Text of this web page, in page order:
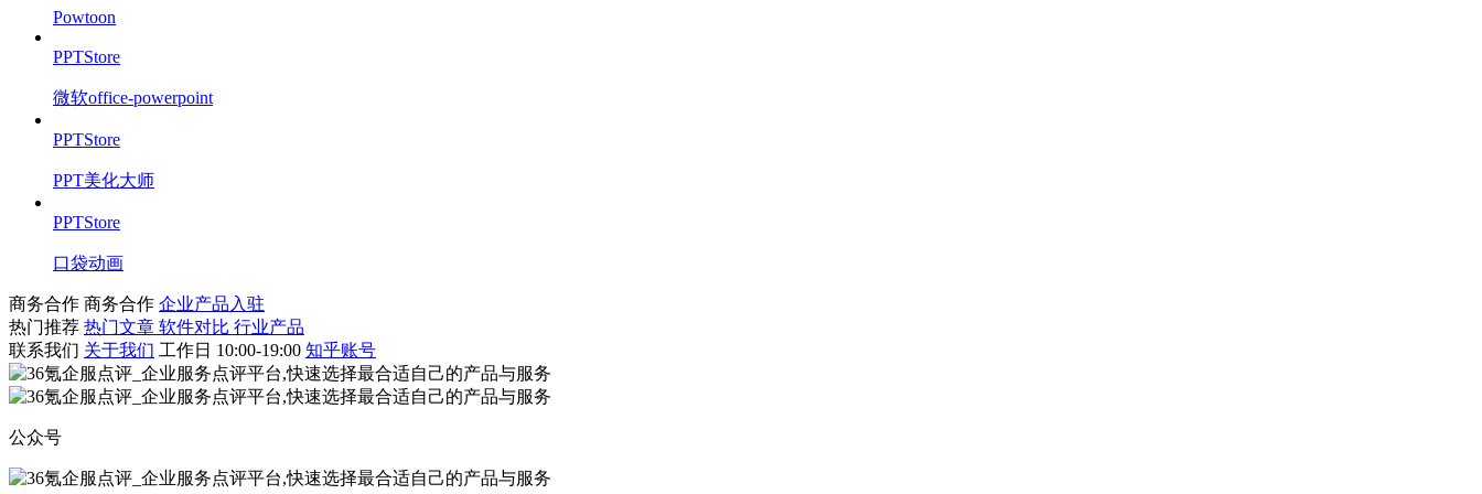
Powtoon
PPTStore
微软office-powerpoint
PPTStore
PPT美化大师
PPTStore
口袋动画
商务合作 商务合作 企业产品入驻
热门推荐 热门文章 软件对比 行业产品
联系我们 关于我们 工作日 10:00-19:00 知乎账号
公众号